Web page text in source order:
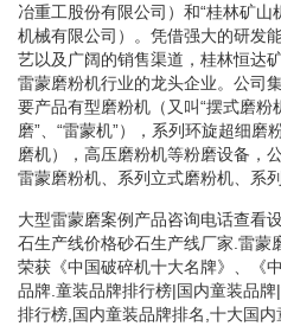
冶重工股份有限公司）和“桂林矿
机械有限公司）。凭借强大的研发
艺以及广阔的销售渠道，桂林恒达
雷蒙磨粉机行业的龙头企业。公司
要产品有型磨粉机（又叫“摆式磨粉
磨”、“雷蒙机”），系列环旋超细
磨机），高压磨粉机等粉磨设备，
雷蒙磨粉机、系列立式磨粉机、系
大型雷蒙磨案例产品咨询电话查看
石生产线价格砂石生产线厂家.雷蒙
荣获《中国破碎机十大名牌》、《
品牌.童装品牌排行榜|国内童装品
排行榜,国内童装品牌排名,十大国